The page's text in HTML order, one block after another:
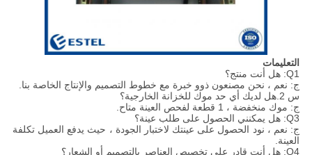
التعليمات
Q1: هل أنت منتج؟
ج: نعم ، نحن مصنعون ذوو خبرة مع خطوط التصميم والإنتاج الخاصة بنا.
س 2.هل لديك أي حد موك للخزانة الخارجية؟
ج: موك منخفضة ، 1 قطعة لفحص العينة متاح.
Q3: هل يمكنني الحصول على طلب عينة؟
ج: نعم ، نود الحصول على عينتك لاختبار الجودة ، حيث يدفع العميل تكلفة
العينة.
Q4: هل أنت قادر على تخصيص العناصر بالتصميم أو الشعار؟